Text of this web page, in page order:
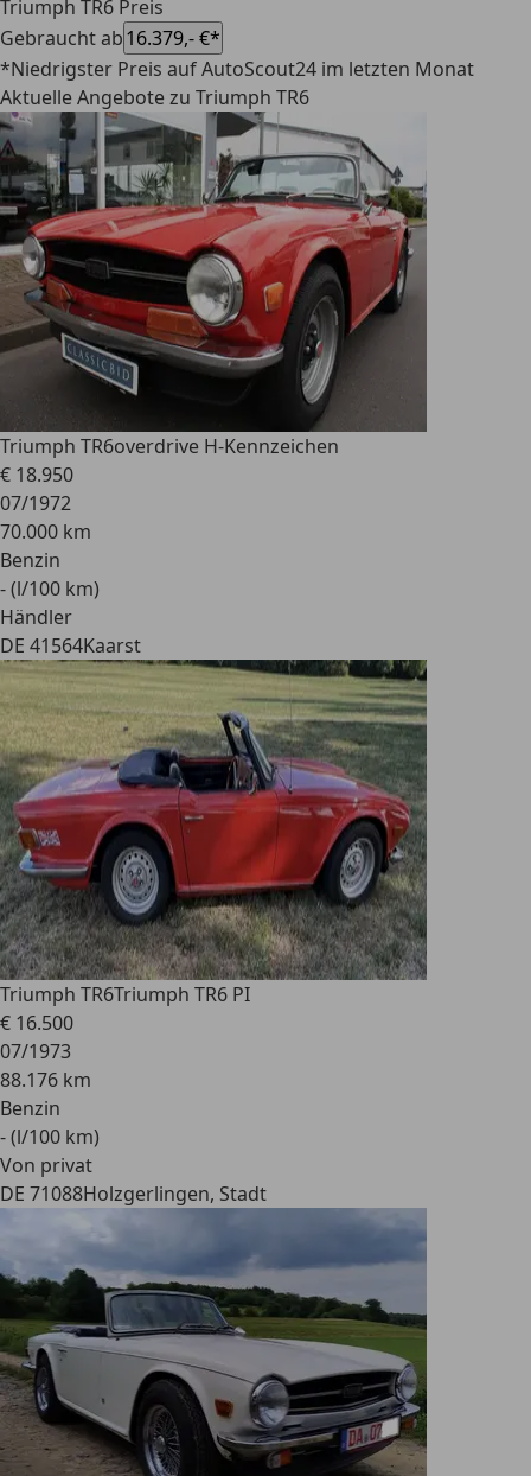
Triumph TR6 Preis
Gebraucht ab16.379,- €*
*Niedrigster Preis auf AutoScout24 im letzten Monat
Aktuelle Angebote zu Triumph TR6
Triumph TR6overdrive H-Kennzeichen
€ 18.950
07/1972
70.000 km
Benzin
- (l/100 km)
Händler
DE 41564Kaarst
Triumph TR6Triumph TR6 PI
€ 16.500
07/1973
88.176 km
Benzin
- (l/100 km)
Von privat
DE 71088Holzgerlingen, Stadt